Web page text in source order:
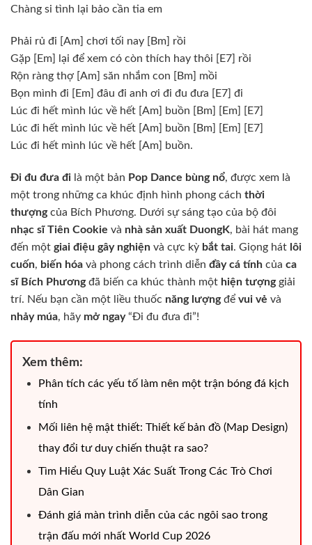
Chàng si tình lại bảo cần tia em
Phải rủ đi [Am] chơi tối nay [Bm] rồi
Gặp [Em] lại để xem có còn thích hay thôi [E7] rồi
Rộn ràng thợ [Am] săn nhắm con [Bm] mồi
Bọn mình đi [Em] đâu đi anh ơi đi đu đưa [E7] đi
Lúc đi hết mình lúc về hết [Am] buồn [Bm] [Em]
[E7]
Lúc đi hết mình lúc về hết [Am] buồn [Bm] [Em]
[E7]
Lúc đi hết mình lúc về hết [Am] buồn.
Đi đu đưa đi là một bản Pop Dance bùng nổ, được xem là
một trong những ca khúc định hình phong cách thời
thượngcủa Bích Phương. Dưới sự sáng tạo của bộ đôi
nhạc sĩ Tiên Cookie và nhà sản xuất DuongK, bài hát mang
đến một giai điệu gây nghiện và cực kỳ bắt tai. Giọng hát lôi
cuốn, biến hóa và phong cách trình diễn đầy cá tính của ca
sĩ Bích Phươngđã biến ca khúc thành một hiện tượnggiải
trí. Nếu bạn cần một liều thuốc năng lượngđể vui vẻ và
nhảy múa, hãy mở ngay“Đi đu đưa đi”!
Xem thêm:
Phân tích các yếu tố làm nên một trận bóng đá kịch
tính
Mối liên hệ mật thiết: Thiết kế bản đồ (Map Design)
thay đổi tư duy chiến thuật ra sao?
Tìm Hiểu Quy Luật Xác Suất Trong Các Trò Chơi
Dân Gian
Đánh giá màn trình diễn của các ngôi sao trong
trận đấu mới nhất World Cup 2026